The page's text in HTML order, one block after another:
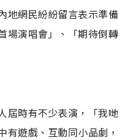
地網民紛紛留言表示準備
場演唱會」、「期待倒轉
屆時有不少表演，「我哋
有遊戲、互動同小品劇，